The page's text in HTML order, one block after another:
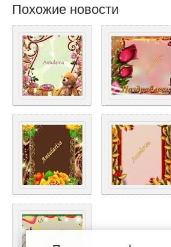
Похожие новости